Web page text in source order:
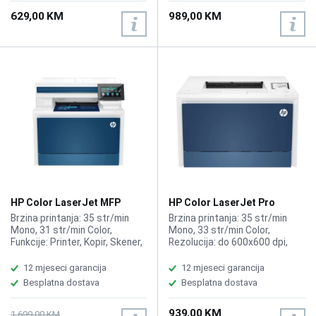
Mjesečni ciklus: 20.000 str.,
Toner: HP 116A Original Laser
629,00 KM 989,00 KM
HP Color LaserJet MFP
4303fdw
Brzina printanja: 35 str/min
Mono, 31 str/min Color,
Funkcije: Printer, Kopir, Skener,
LAN, WiFi, Kompatibilno sa HP
HP 230A
12 mjeseci garancija
Besplatna dostava
HP Color LaserJet Pro
Printer 4203dn
Brzina printanja: 35 str/min
Mono, 33 str/min Color,
Rezolucija: do 600x600 dpi,
stranica, Kompatibilno sa HP
toner 230A
12 mjeseci garancija
Besplatna dostava
939,00 KM